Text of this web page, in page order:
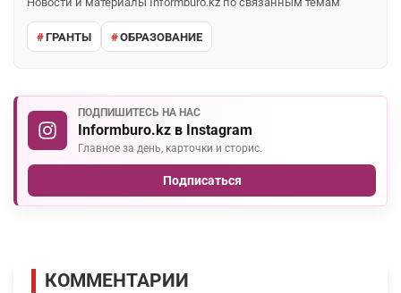
ГРАНТЫ ОБРАЗОВАНИЕ
ПОДПИШИТЕСЬ НА НАС
Informburo.kz в Instagram
Главное за день, карточки и сторис.
Подписаться
КОММЕНТАРИИ